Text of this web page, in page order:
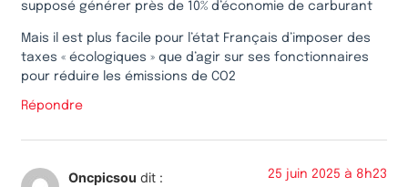
supposé générer près de 10% d’économie de carburant
Mais il est plus facile pour l’état Français d’imposer des
taxes « écologiques » que d’agir sur ses fonctionnaires
pour réduire les émissions de CO2
Répondre
Oncpicsou dit : 25 juin 2025 à 8h23